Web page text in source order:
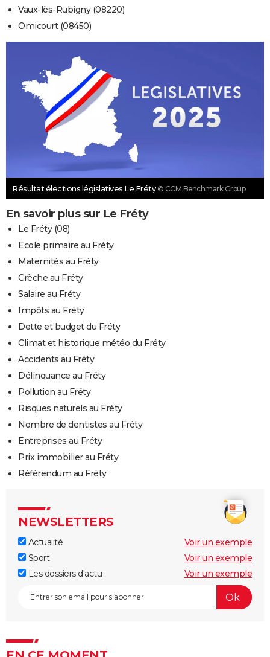
Vaux-lès-Rubigny (08220)
Omicourt (08450)
Résultat élections législatives Le Fréty © CCM Benchmark Group
En savoir plus sur Le Fréty
Le Fréty (08)
Ecole primaire au Fréty
Maternités au Fréty
Crèche au Fréty
Salaire au Fréty
Impôts au Fréty
Dette et budget du Fréty
Climat et historique météo du Fréty
Accidents au Fréty
Délinquance au Fréty
Pollution au Fréty
Risques naturels au Fréty
Nombre de dentistes au Fréty
Entreprises au Fréty
Prix immobilier au Fréty
Référendum au Fréty
NEWSLETTERS
Actualité
Voir un exemple
Sport
Voir un exemple
Les dossiers d'actu
Voir un exemple